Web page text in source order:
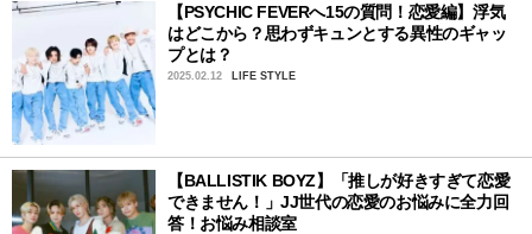
【PSYCHIC FEVERへ15の質問！恋愛編】浮気
はどこから？思わずキュンとする異性のギャッ
プとは？
2025.02.12 LIFE STYLE
【BALLISTIK BOYZ】「推しが好きすぎて恋愛
できません！」JJ世代の恋愛のお悩みに全力回
答！お悩み相談室